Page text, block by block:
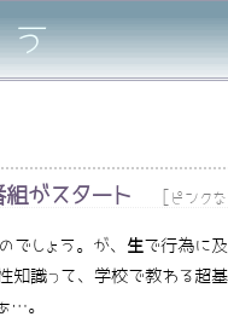
う
がスタート ピンク
しょう。が、 生で行為に及
識って、学校で教わる超
…。